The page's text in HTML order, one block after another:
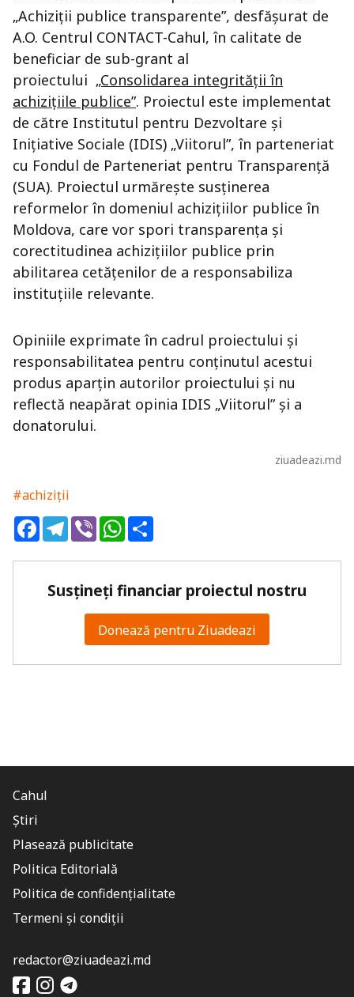
„Achiziții publice transparente”, desfășurat de
A.O. Centrul CONTACT-Cahul, în calitate de
beneficiar de sub-grant al
proiectului „Consolidarea integrității în
achizițiile publice”. Proiectul este implementat
de către Institutul pentru Dezvoltare și
Inițiative Sociale (IDIS) „Viitorul”, în parteneriat
cu Fondul de Parteneriat pentru Transparență
(SUA). Proiectul urmărește susținerea
reformelor în domeniul achizițiilor publice în
Moldova, care vor spori transparența și
corectitudinea achizițiilor publice prin
abilitarea cetățenilor de a responsabiliza
instituțiile relevante.
Opiniile exprimate în cadrul proiectului și
responsabilitatea pentru conținutul acestui
produs aparțin autorilor proiectului și nu
reflectă neapărat opinia IDIS „Viitorul” și a
donatorului.
ziuadeazi.md
#achiziții
FacebookTelegram
ViberWhatsApp
Susțineți financiar proiectul nostru
Donează pentru Ziuadeazi
Cahul
Știri
Plasează publicitate
Politica Editorială
Politica de confidențialitate
Termeni și condiții
redactor@ziuadeazi.md